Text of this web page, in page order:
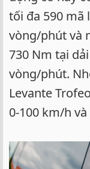
tối đa 590 mã
vòng/phút và
730 Nm tại
vòng/phút.
Levante
0-100 km/h